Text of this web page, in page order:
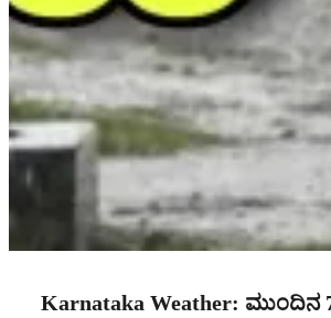
Karnataka Weather: ಮುಂದಿನ